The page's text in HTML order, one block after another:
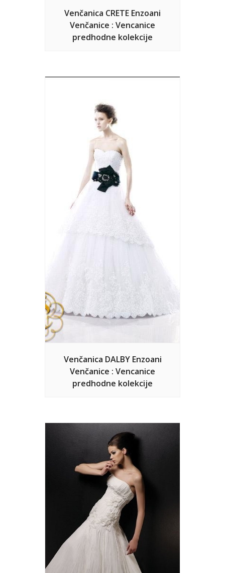
Venčanica CRETE Enzoani
Venčanice : Vencanice
predhodne kolekcije
Venčanica DALBY Enzoani
Venčanice : Vencanice
predhodne kolekcije